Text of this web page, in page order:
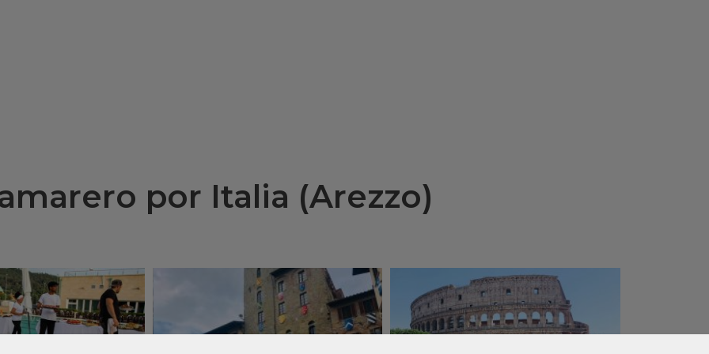
por Italia (Arezzo)